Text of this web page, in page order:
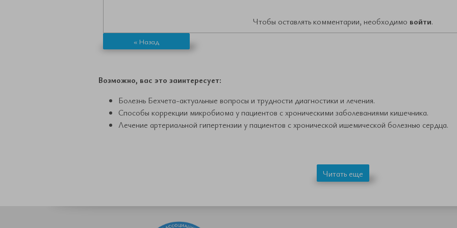
Чтобы оставлять комментарии, необходимо войти.
« Назад
Возможно, вас это заинтересует:
Болезнь Бехчета-актуальные вопросы и трудности диагностики и лечения.
Способы коррекции микробиома у пациентов с хроническими заболеваниями кишечника.
Лечение артериальной гипертензии у пациентов с хронической ишемической болезнью сердца.
Читать еще